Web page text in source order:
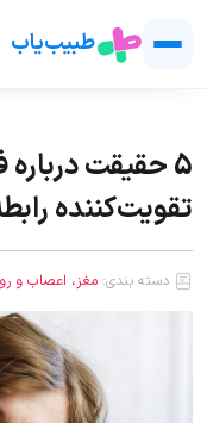
طبیب‌یاب
5 حقیقت
تقویت‌کننده
دسته بندی: مغز، اعصاب و